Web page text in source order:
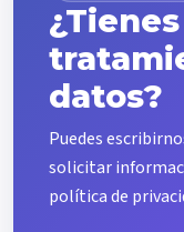
datos?
Puedes
solicitar
política de